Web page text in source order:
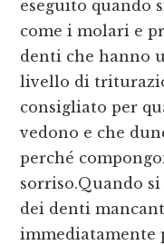
eseguito quando
come i molari e
denti che hanno
livello di
consigliato per
vedono e che
perché
sorriso.Quando
dei denti
immediatamente